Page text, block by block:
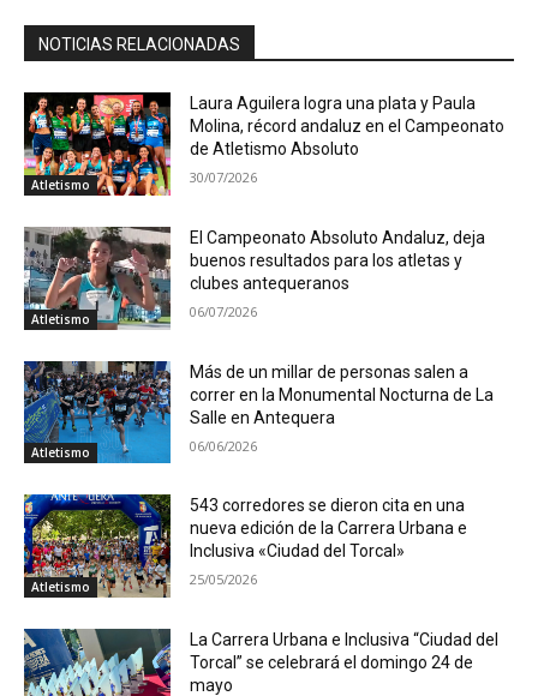
NOTICIAS RELACIONADAS
Atletismo
Laura Aguilera logra una plata y Paula
Molina, récord andaluz en el Campeonato
de Atletismo Absoluto
30/07/2026
Atletismo
El Campeonato Absoluto Andaluz, deja
buenos resultados para los atletas y
clubes antequeranos
06/07/2026
Atletismo
Más de un millar de personas salen a
correr en la Monumental Nocturna de La
Salle en Antequera
06/06/2026
Atletismo
543 corredores se dieron cita en una
nueva edición de la Carrera Urbana e
Inclusiva «Ciudad del Torcal»
25/05/2026
La Carrera Urbana e Inclusiva “Ciudad del
Torcal” se celebrará el domingo 24 de
mayo